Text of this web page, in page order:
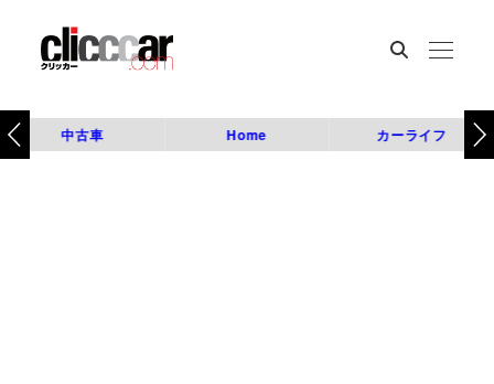
中古車 Home カーライフ